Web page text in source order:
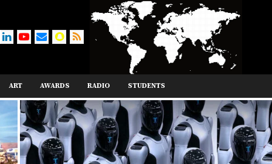
ART AWARDS RADIO STUDENTS